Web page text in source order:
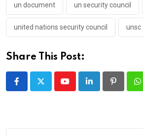
un document un security council
united nations security council unsc
Share This Post:
YoutubeLinkedIn Pinterest